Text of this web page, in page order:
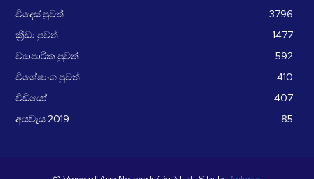
විදෙස් පුවත්
3796
ක්‍රීඩා පුවත්
1477
ව්‍යාපාරික පුවත්
592
විශේෂාංග පුවත්
410
වීඩීයෝ
407
අයවැය 2019
85